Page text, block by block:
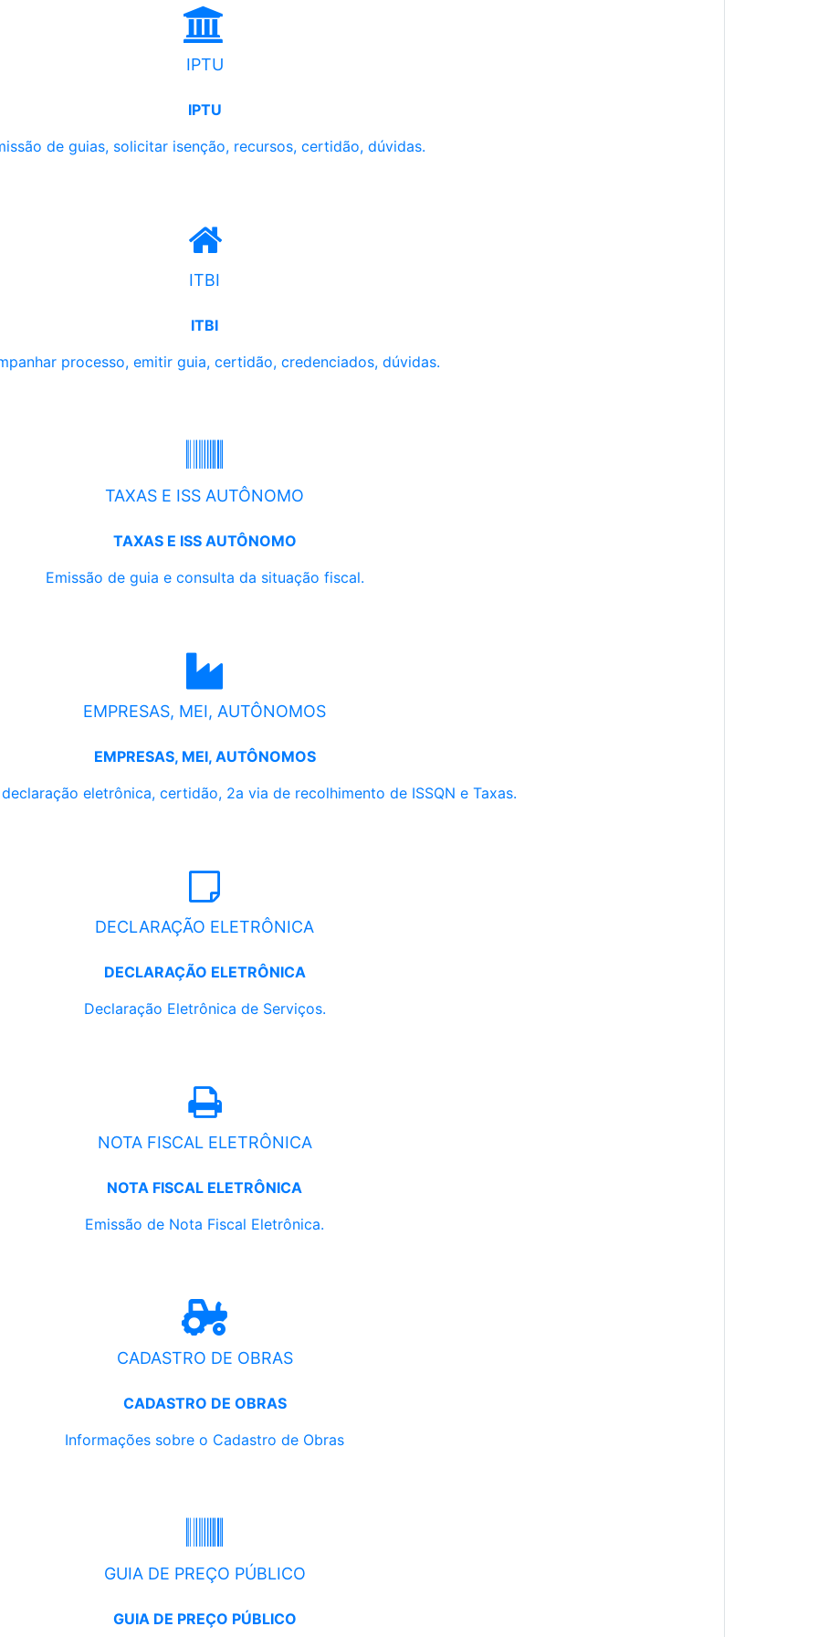
IPTU
IPTU
de guias, solicitar isenção, recursos, certidão, dúvidas.
ITBI
ITBI
processo, emitir guia, certidão, credenciados, dúvidas.
TAXAS E ISS AUTÔNOMO
TAXAS E ISS AUTÔNOMO
Emissão de guia e consulta da situação fiscal.
EMPRESAS, MEI, AUTÔNOMOS
EMPRESAS, MEI, AUTÔNOMOS
eletrônica, certidão, 2a via de recolhimento de ISSQN e Taxas.
DECLARAÇÃO ELETRÔNICA
DECLARAÇÃO ELETRÔNICA
Declaração Eletrônica de Serviços.
NOTA FISCAL ELETRÔNICA
NOTA FISCAL ELETRÔNICA
Emissão de Nota Fiscal Eletrônica.
CADASTRO DE OBRAS
CADASTRO DE OBRAS
Informações sobre o Cadastro de Obras
GUIA DE PREÇO PÚBLICO
GUIA DE PREÇO PÚBLICO